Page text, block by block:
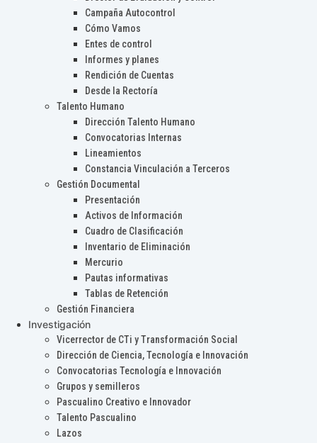
Campaña Autocontrol
Cómo Vamos
Entes de control
Informes y planes
Rendición de Cuentas
Desde la Rectoría
Talento Humano
Dirección Talento Humano
Convocatorias Internas
Lineamientos
Constancia Vinculación a Terceros
Gestión Documental
Presentación
Activos de Información
Cuadro de Clasificación
Inventario de Eliminación
Mercurio
Pautas informativas
Tablas de Retención
Gestión Financiera
Investigación
Vicerrector de CTi y Transformación Social
Dirección de Ciencia, Tecnología e Innovación
Convocatorias Tecnología e Innovación
Grupos y semilleros
Pascualino Creativo e Innovador
Talento Pascualino
Lazos